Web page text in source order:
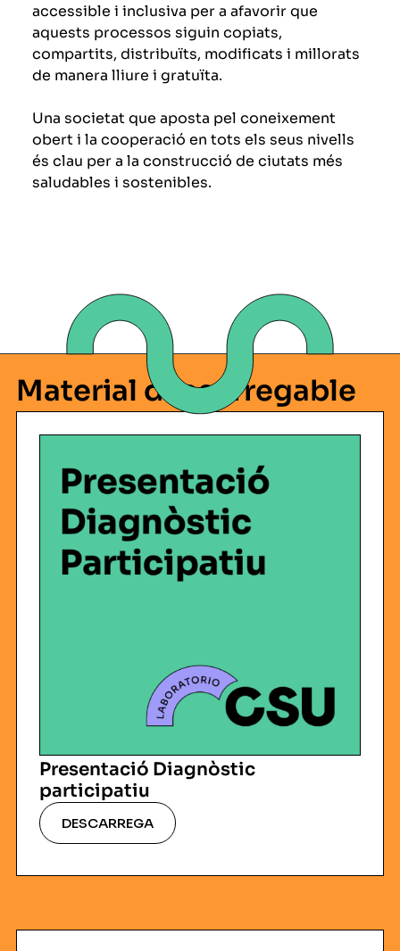
accessible i inclusiva per a afavorir que
aquests processos siguin copiats,
compartits, distribuïts, modificats i millorats
de manera lliure i gratuïta.
Una societat que aposta pel coneixement
obert i la cooperació en tots els seus nivells
és clau per a la construcció de ciutats més
saludables i sostenibles.
Material descarregable
Presentació Diagnòstic
participatiu
DESCARREGA